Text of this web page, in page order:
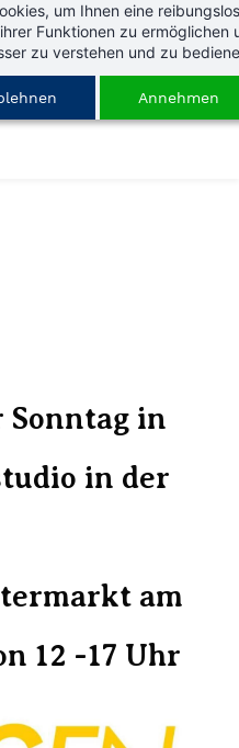
um Ihnen eine
Funktionen zu ermöglichen
zu verstehen und zu
Annehmen
in
in der
am
12 -17 Uhr